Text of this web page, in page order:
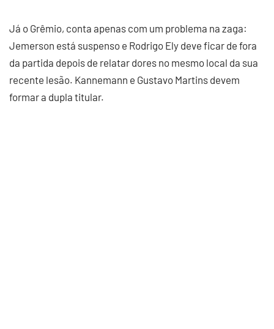
Já o Grêmio, conta apenas com um problema na zaga:
Jemerson está suspenso e Rodrigo Ely deve ficar de fora
da partida depois de relatar dores no mesmo local da sua
recente lesão. Kannemann e Gustavo Martins devem
formar a dupla titular.